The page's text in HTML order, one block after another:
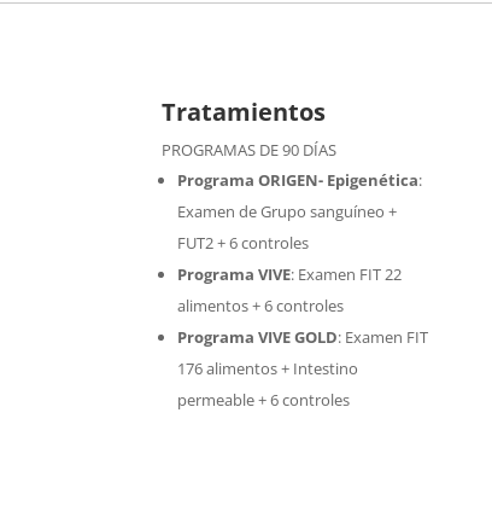
Tratamientos
PROGRAMAS DE 90 DÍAS
Programa ORIGEN- Epigenética:
Examen de Grupo sanguíneo +
FUT2 + 6 controles
Programa VIVE: Examen FIT 22
alimentos + 6 controles
Programa VIVE GOLD: Examen FIT
176 alimentos + Intestino
permeable + 6 controles